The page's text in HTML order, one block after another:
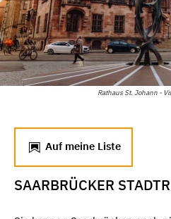
Rathaus St. Johann -
Auf meine Liste
SAARBRÜCKER